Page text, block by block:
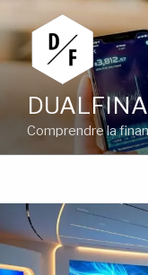
au
contenu
principal
Comprendre la